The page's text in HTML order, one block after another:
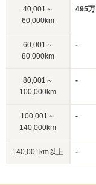
40,001～
60,000km
495万
60,001～
80,000km
-
80,001～
100,000km
-
100,001～
140,000km
-
140,001km以上 -